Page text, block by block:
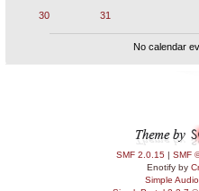
30
31
No calendar
SMF 2.0.15 | SMF
Enotify by
Simple